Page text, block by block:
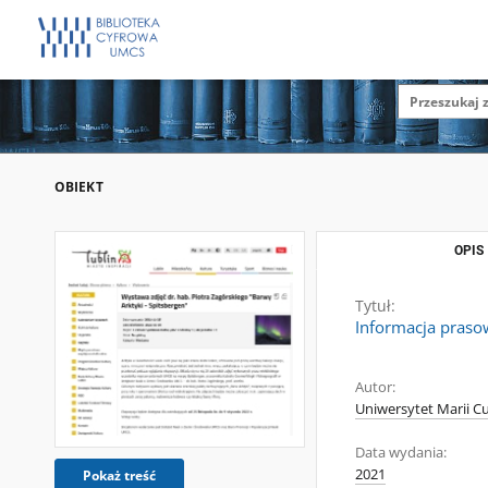
OBIEKT
Pokaż treść
OPIS
Tytuł:
Informacja
Autor:
Uniwersytet Marii
Data wydania:
2021